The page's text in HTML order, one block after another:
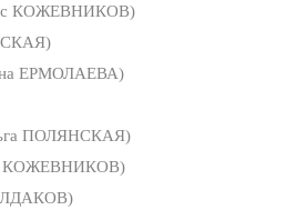
КОЖЕВНИКОВ)
ЕРМОЛАЕВА)
ПОЛЯНСКАЯ)
КОЖЕВНИКОВ)